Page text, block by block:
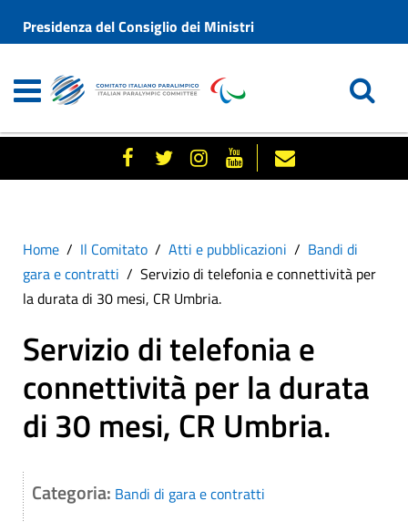
Presidenza del Consiglio dei Ministri
Home Il Comitato Atti e pubblicazioni
Bandi di
gara e contratti
Servizio di telefonia e connettività per
la durata di 30 mesi, CR Umbria.
Servizio di telefonia e
connettività per la durata
di 30 mesi, CR Umbria.
Categoria: Bandi di gara e contratti